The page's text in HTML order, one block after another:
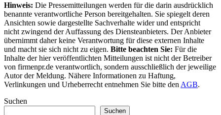
Hinweis: Die Pressemitteilungen werden für die darin ausdrücklich
benannte verantwortliche Person bereitgehalten. Sie spiegelt deren
Ansichten sowie dargestellte Sachverhalte wider und entspricht
nicht zwingend der Auffassung des Diensteanbieters. Der Anbieter
übernimmt daher keine Verantwortung für diese externen Inhalte
und macht sie sich nicht zu eigen. Bitte beachten Sie: Für die
Inhalte der hier veröffentlichten Mitteilungen ist nicht der Betreiber
von firmenpr.de verantwortlich, sondern ausschließlich der jeweilige
Autor der Meldung. Nähere Informationen zu Haftung,
Verlinkungen und Urheberrecht entnehmen Sie bitte den AGB.
Suchen
Suchen